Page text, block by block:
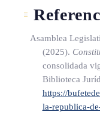
ARTÍCULO 14
De la Auditoría
La Auditoría
sometida a la
República.
Asamblea
(2025).
consolidada
Biblioteca
https://
la-republica-